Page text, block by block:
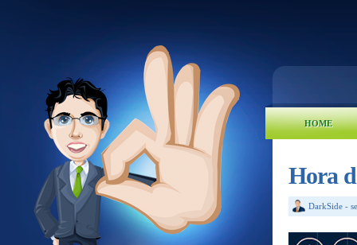
HOME
Hora
DarkSide -